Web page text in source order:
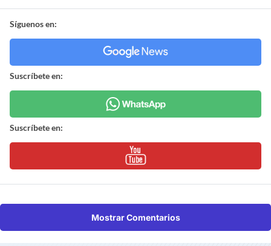
Síguenos en:
Suscríbete en:
Suscríbete en:
Mostrar Comentarios